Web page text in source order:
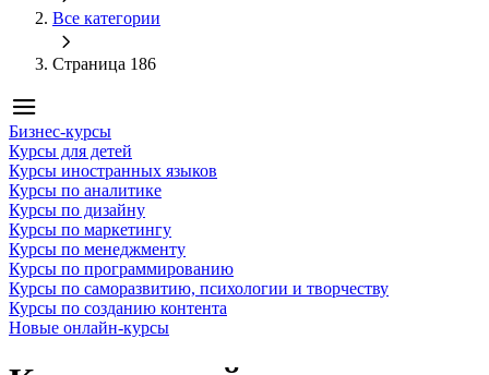
Все категории
Страница 186
Бизнес-курсы
Курсы для детей
Курсы иностранных языков
Курсы по аналитике
Курсы по дизайну
Курсы по маркетингу
Курсы по менеджменту
Курсы по программированию
Курсы по саморазвитию, психологии и творчеству
Курсы по созданию контента
Новые онлайн‑курсы